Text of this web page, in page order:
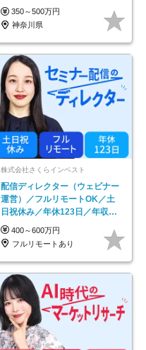
務
350～500万円
神奈川県
株式会社さくらインベスト
配信ディレクター（ウェビナー
運営）／フルリモートOK／土
日祝休み／年休123日／年収
600万円可
400～600万円
フルリモートあり